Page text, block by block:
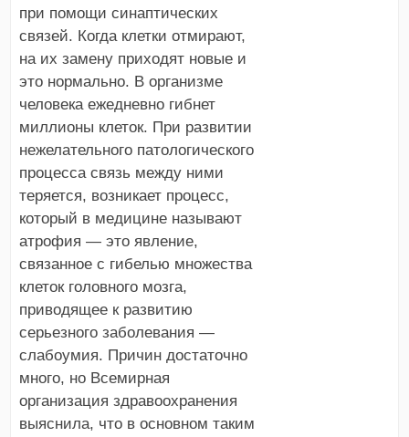
при помощи синаптических
связей. Когда клетки отмирают,
на их замену приходят новые и
это нормально. В организме
человека ежедневно гибнет
миллионы клеток. При развитии
нежелательного патологического
процесса связь между ними
теряется, возникает процесс,
который в медицине называют
атрофия — это явление,
связанное с гибелью множества
клеток головного мозга,
приводящее к развитию
серьезного заболевания —
слабоумия. Причин достаточно
много, но Всемирная
организация здравоохранения
выяснила, что в основном таким